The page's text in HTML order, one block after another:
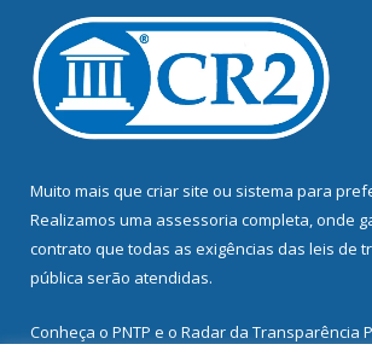
Muito mais que criar site ou sistema para
Realizamos uma assessoria completa, onde
contrato que todas as exigências das leis de
pública serão atendidas.
Conheça o PNTP e o Radar da Transparência